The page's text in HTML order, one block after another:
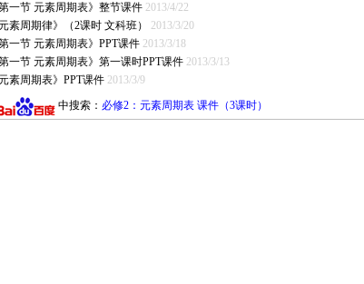
第一节 元素周期表》整节课件 2013/4/22
元素周期律》（2课时 文科班）
2013/3/20
第一节 元素周期表》PPT课件 2013/3/18
第一节 元素周期表》第一课时PPT课件 2013/3/13
元素周期表》PPT课件 2013/3/9
中搜索： 必修2：元素周期表 课件（3课时）